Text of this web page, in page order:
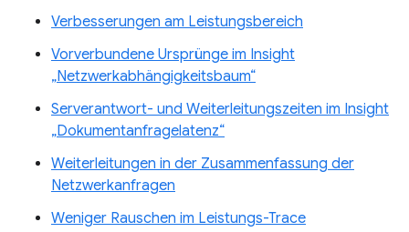
Verbesserungen am Leistungsbereich
Vorverbundene Ursprünge im Insight
„Netzwerkabhängigkeitsbaum“
Serverantwort- und Weiterleitungszeiten im Insight
„Dokumentanfragelatenz“
Weiterleitungen in der Zusammenfassung der
Netzwerkanfragen
Weniger Rauschen im Leistungs-Trace